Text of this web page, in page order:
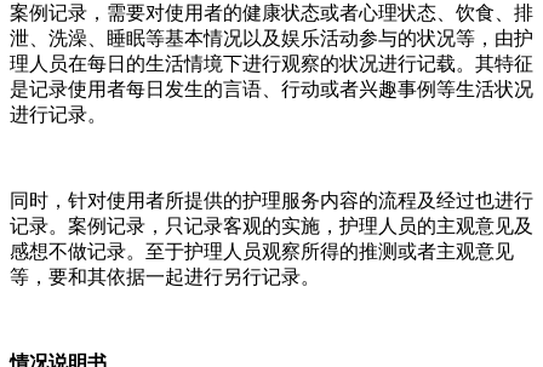
案例记录，需要对使用者的健康状态或者心理状态、饮食、排
泄、洗澡、睡眠等基本情况以及娱乐活动参与的状况等，由护
理人员在每日的生活情境下进行观察的状况进行记载。其特征
是记录使用者每日发生的言语、行动或者兴趣事例等生活状况
进行记录。
同时，针对使用者所提供的护理服务内容的流程及经过也进行
记录。案例记录，只记录客观的实施，护理人员的主观意见及
感想不做记录。至于护理人员观察所得的推测或者主观意见
等，要和其依据一起进行另行记录。
情况说明书